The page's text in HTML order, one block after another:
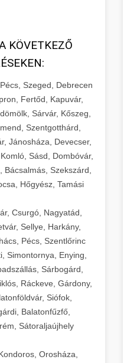
KÖVETKEZŐ
Szeged, Debrecen
Fertőd, Kapuvár,
Sárvár, Kőszeg,
Szentgotthárd,
Jánosháza, Devecser,
Sásd, Dombóvár,
Szekszárd,
Hőgyész, Tamási
Csurgó, Nagyatád,
Sellye, Harkány,
Pécs, Szentlőrinc
Simontornya, Enying,
Sárbogárd,
Ráckeve, Gárdony,
Siófok,
Balatonfűzfő,
Sátoraljaújhely
Orosháza,